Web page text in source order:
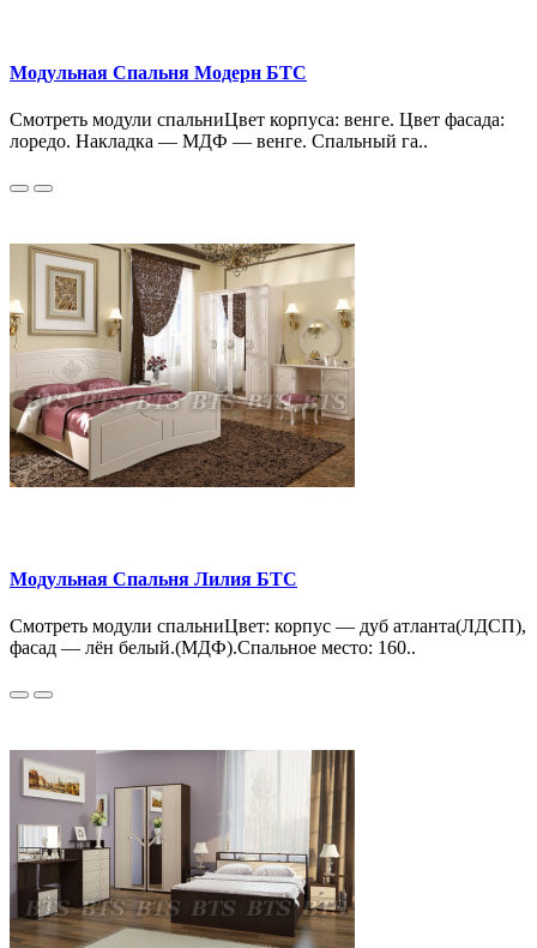
Модульная Спальня Модерн БТС
Смотреть модули спальниЦвет корпуса: венге. Цвет фасада:
лоредо. Накладка — МДФ — венге. Спальный га..
Модульная Спальня Лилия БТС
Смотреть модули спальниЦвет: корпус — дуб атланта(ЛДСП),
фасад — лён белый.(МДФ).Спальное место: 160..